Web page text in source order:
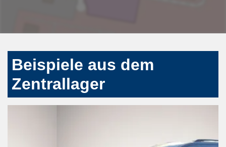
Beispiele aus dem
Zentrallager